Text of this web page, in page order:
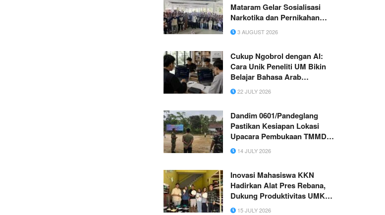
Mataram Gelar Sosialisasi
Narkotika dan Pernikahan
Dini di SMA Negeri 1 Jonggat
3 AUGUST 2026
Cukup Ngobrol dengan AI:
Cara Unik Peneliti UM Bikin
Belajar Bahasa Arab
Pariwisata Terasa Seperti
Main Game
22 JULY 2026
Dandim 0601/Pandeglang
Pastikan Kesiapan Lokasi
Upacara Pembukaan TMMD
Ke-129 di Kecamatan Patia,
Pandeglang
14 JULY 2026
Inovasi Mahasiswa KKN
Hadirkan Alat Pres Rebana,
Dukung Produktivitas UMKM
Desa Bungah
15 JULY 2026